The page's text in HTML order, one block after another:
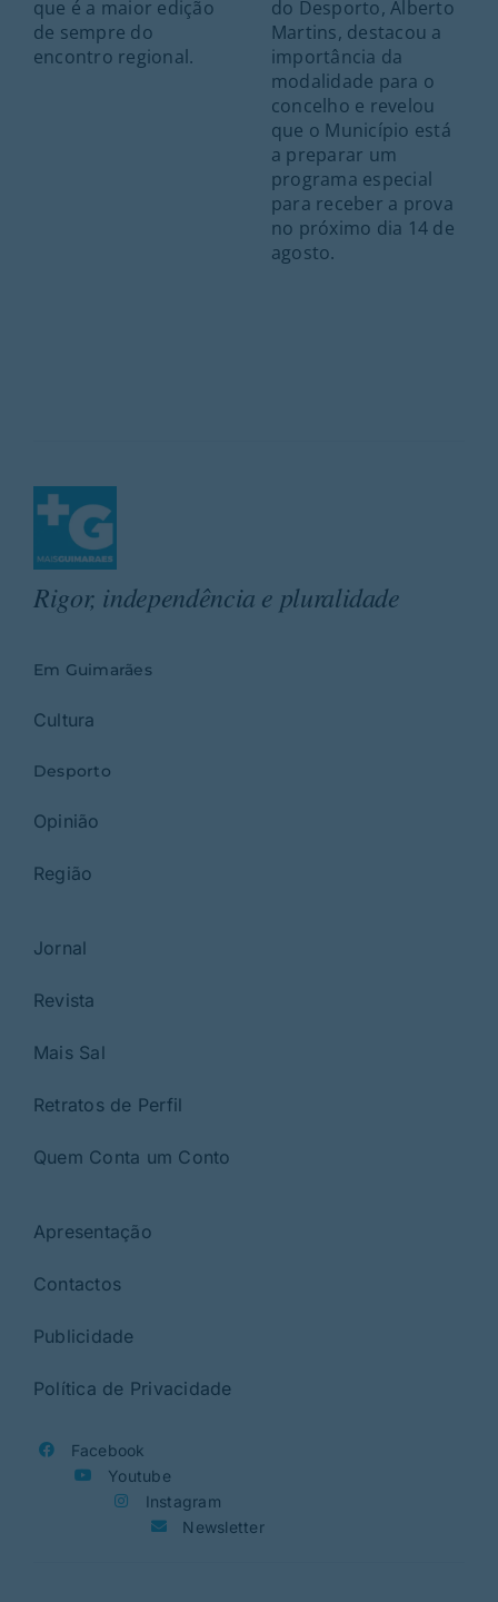
que é a maior edição
de sempre do
encontro regional.
do Desporto, Alberto
Martins, destacou a
importância da
modalidade para o
concelho e revelou
que o Município está
a preparar um
programa especial
para receber a prova
no próximo dia 14 de
agosto.
Rigor, independência e pluralidade
Em Guimarães
Cultura
Desporto
Opinião
Região
Jornal
Revista
Mais Sal
Retratos de Perfil
Quem Conta um Conto
Apresentação
Contactos
Publicidade
Política de Privacidade
Facebook
Youtube
Instagram
Newsletter